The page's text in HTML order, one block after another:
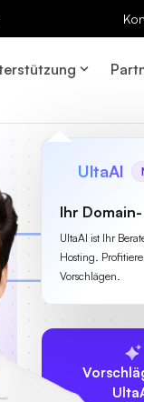
UltaAI
Ihr
UltaAI ist Ihr
Hosting.
Vorschlägen.